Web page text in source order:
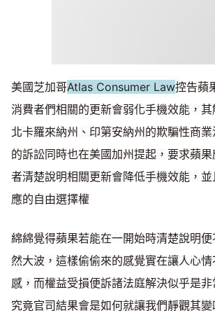
美國芝加哥Atlas Consumer Law控告蘋
消費者們相關的更新會弱化手機效能，其
北卡羅來納州、印第安納州的欺騙性商
的訴訟同時也在美國加州提起，要求蘋
者清楚說明相關更新會降低手機效能，
應的自由選擇權
綿綿覺得蘋果若能在一開始時清楚說明
然大波，這樣偷偷來的感覺實在讓人心
感，而權益受損便訴諸法庭解決似乎是非
究竟官司結果會是如何就讓我們靜觀其